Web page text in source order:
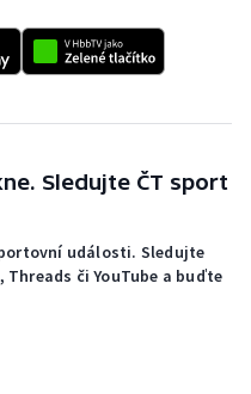
Sledujte ČT sport
události. Sledujte
či YouTube a buďte